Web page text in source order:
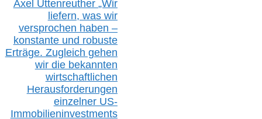
Axel Uttenreuther „Wir
liefern, was wir
versprochen haben –
konstante und robuste
Erträge. Zugleich gehen
wir die bekannten
wirtschaftlichen
Herausforderungen
einzelner US-
Immobilieninvestments